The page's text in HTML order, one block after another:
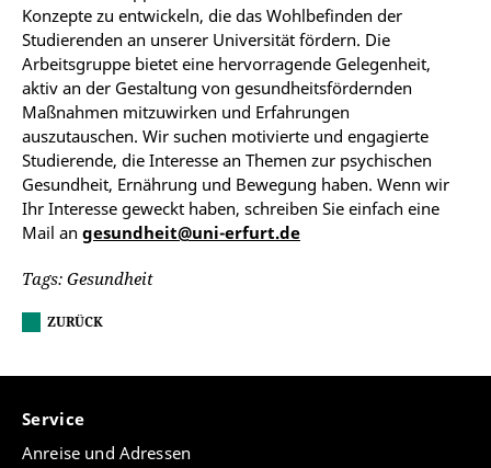
Konzepte zu entwickeln, die das Wohlbefinden der
Studierenden an unserer Universität fördern. Die
Arbeitsgruppe bietet eine hervorragende Gelegenheit,
aktiv an der Gestaltung von gesundheitsfördernden
Maßnahmen mitzuwirken und Erfahrungen
auszutauschen. Wir suchen motivierte und engagierte
Studierende, die Interesse an Themen zur psychischen
Gesundheit, Ernährung und Bewegung haben. Wenn wir
Ihr Interesse geweckt haben, schreiben Sie einfach eine
Mail an gesundheit@uni-erfurt.de
Tags: Gesundheit
ZURÜCK
Service
Anreise und Adressen